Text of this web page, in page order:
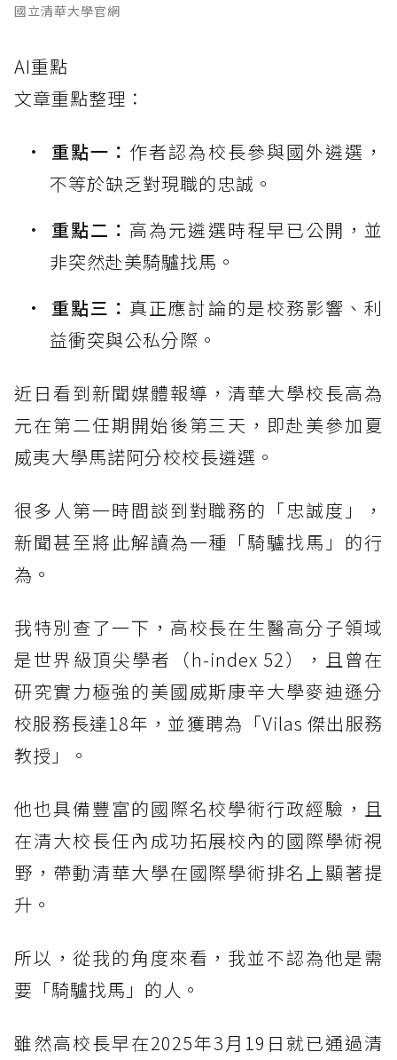
國立清華大學官網
AI重點
文章重點整理：
重點一： 作者認為校長參與國外遴選，
不等於缺乏對現職的忠誠。
重點二： 高為元遴選時程早已公開，並
非突然赴美騎驢找馬。
重點三： 真正應討論的是校務影響、利
益衝突與公私分際。
近日看到新聞媒體報導，清華大學校長高為
元在第二任期開始後第三天，即赴美參加夏
威夷大學馬諾阿分校校長遴選。
很多人第一時間談到對職務的「忠誠度」，
新聞甚至將此解讀為一種「騎驢找馬」的行
為。
我特別查了一下，高校長在生醫高分子領域
是世界級頂尖學者（h-index 52），且曾在
研究實力極強的美國威斯康辛大學麥迪遜分
校服務長達18年，並獲聘為「Vilas 傑出服務
教授」。
他也具備豐富的國際名校學術行政經驗，且
在清大校長任內成功拓展校內的國際學術視
野，帶動清華大學在國際學術排名上顯著提
升。
所以，從我的角度來看，我並不認為他是需
要「騎驢找馬」的人。
雖然高校長早在2025年3月19日就已通過清